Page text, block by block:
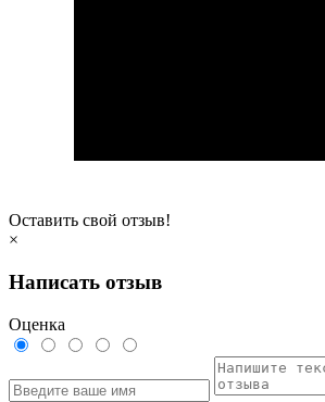
Оставить свой отзыв!
×
Написать отзыв
Оценка